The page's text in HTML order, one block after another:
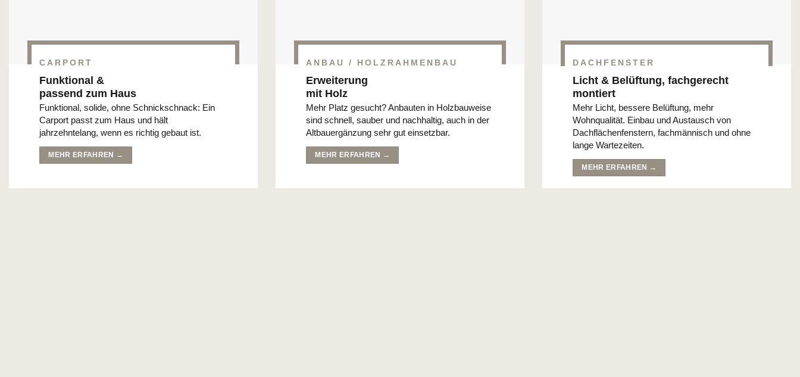
CARPORT
Funktional &
passend zum Haus
Funktional, solide, ohne Schnickschnack: Ein
Carport passt zum Haus und hält
jahrzehntelang, wenn es richtig gebaut ist.
MEHR ERFAHREN →
ANBAU / HOLZRAHMENBAU
Erweiterung
mit Holz
Mehr Platz gesucht? Anbauten in Holzbauweise
sind schnell, sauber und nachhaltig, auch in der
Altbauergänzung sehr gut einsetzbar.
MEHR ERFAHREN →
DACHFENSTER
Licht & Belüftung, fachgerecht
montiert
Mehr Licht, bessere Belüftung, mehr
Wohnqualität. Einbau und Austausch von
Dachflächenfenstern, fachmännisch und ohne
lange Wartezeiten.
MEHR ERFAHREN →